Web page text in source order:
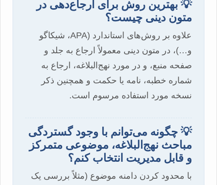
💡 بهترین روش برای ارجاع‌دهی در
متون دینی چیست؟
علاوه بر روش‌های استاندارد (APA، شیکاگو
و…)، در متون دینی معمولاً ارجاع به جلد و
صفحه منبع، و در مورد نهج‌البلاغه، ارجاع به
شماره خطبه، نامه یا حکمت و همچنین ذکر
نسخه مورد استفاده مرسوم است.
💡 چگونه می‌توانم با وجود گستردگی
مباحث نهج‌البلاغه، موضوعی متمرکز
و قابل مدیریت انتخاب کنم؟
با محدود کردن دامنه موضوع (مثلاً بررسی یک